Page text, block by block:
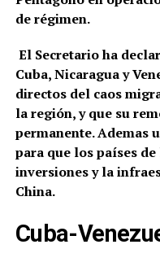
de régimen.
El Secretario ha
Cuba, Nicaragua y
directos del caos
la región, y que su
permanente. Ademas
para que los países
inversiones y la
China.
Cuba-